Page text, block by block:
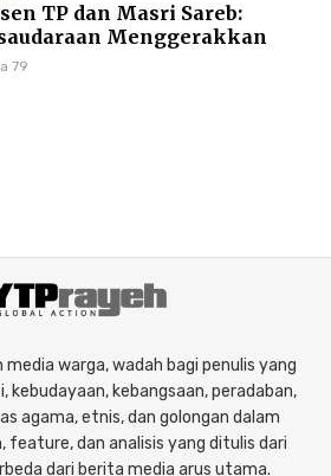
TP dan Masri Sareb:
Menggerakkan
Borneo
79
warga, wadah bagi penulis yang
kebudayaan, kebangsaan, peradaban,
agama, etnis, dan golongan dalam
feature, dan analisis yang ditulis dari
dari berita media arus utama.